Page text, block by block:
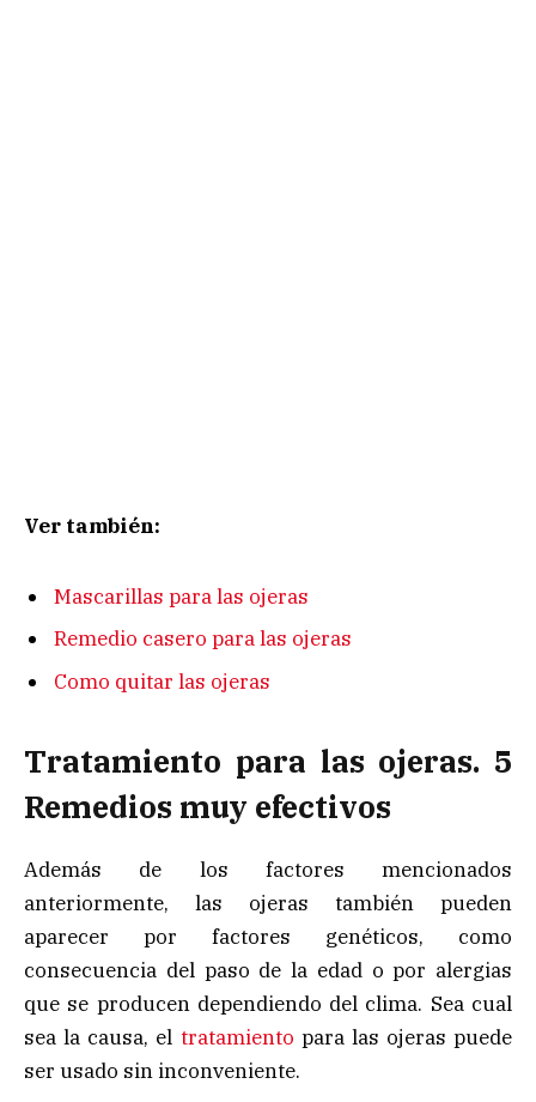
Ver también:
Mascarillas para las ojeras
Remedio casero para las ojeras
Como quitar las ojeras
Tratamiento para las ojeras. 5
Remedios muy efectivos
Además de los factores mencionados
anteriormente, las ojeras también pueden
aparecer por factores genéticos, como
consecuencia del paso de la edad o por alergias
que se producen dependiendo del clima. Sea cual
sea la causa, el tratamiento para las ojeras puede
ser usado sin inconveniente.